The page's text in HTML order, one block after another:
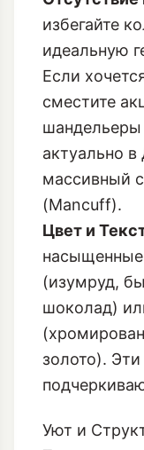
сместите
актуально в
Цвет и
(изумруд,
шоколад)
золото).
Уют и
Трикотаже
Для
воротник-